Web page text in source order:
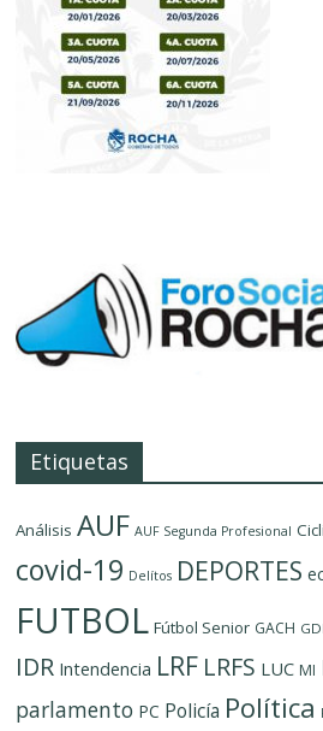
Etiquetas
Análisis AUF AUF Segunda Profesional
covid-19 Delítos DEPORTES
FUTBOL Fútbol Senior GACH
IDR Intendencia LRF LRFS LUC MI
parlamento PC Policía Política